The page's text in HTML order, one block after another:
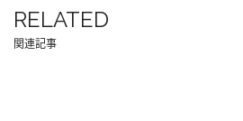
RELATED
関連記事